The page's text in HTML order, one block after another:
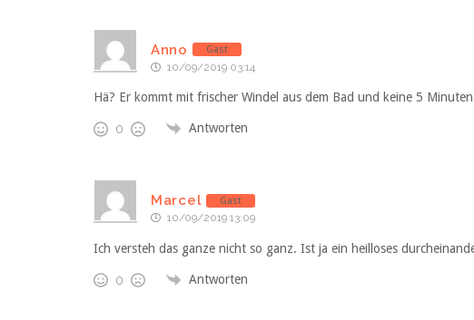
Anno Gast
10/09/2019 03:14
Hä? Er kommt mit frischer Windel aus dem Bad und keine 5
0 Antworten
Marcel Gast
10/09/2019 13:09
Ich versteh das ganze nicht so ganz. Ist ja ein heilloses
0 Antworten